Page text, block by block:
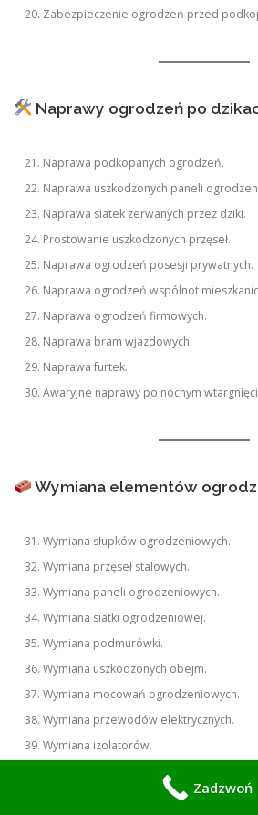
Zabezpieczenie ogrodzeń przed
Naprawy ogrodzeń po
Naprawa podkopanych ogrodzeń.
Naprawa uszkodzonych paneli
Naprawa siatek zerwanych przez dziki.
Prostowanie uszkodzonych przęseł.
Naprawa ogrodzeń posesji prywatnych.
Naprawa ogrodzeń wspólnot
Naprawa ogrodzeń firmowych.
Naprawa bram wjazdowych.
Naprawa furtek.
Awaryjne naprawy po nocnym
Wymiana elementów
Wymiana słupków ogrodzeniowych.
Wymiana przęseł stalowych.
Wymiana paneli ogrodzeniowych.
Wymiana siatki ogrodzeniowej.
Wymiana podmurówki.
Wymiana uszkodzonych obejm.
Wymiana mocowań ogrodzeniowych.
Wymiana przewodów elektrycznych.
Wymiana izolatorów.
Zadzwoń